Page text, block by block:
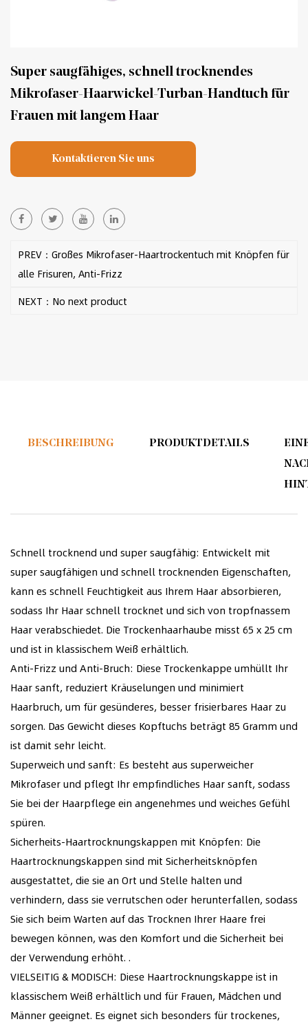
Super saugfähiges, schnell trocknendes
Mikrofaser-Haarwickel-Turban-Handtuch für
Frauen mit langem Haar
Kontaktieren Sie uns
PREV：Großes Mikrofaser-Haartrockentuch mit Knöpfen für
alle Frisuren, Anti-Frizz
NEXT：No next product
BESCHREIBUNG PRODUKTDETAILS
Schnell trocknend und super saugfähig: Entwickelt mit
super saugfähigen und schnell trocknenden Eigenschaften,
kann es schnell Feuchtigkeit aus Ihrem Haar absorbieren,
sodass Ihr Haar schnell trocknet und sich von tropfnassem
Haar verabschiedet. Die Trockenhaarhaube misst 65 x 25 cm
und ist in klassischem Weiß erhältlich.
Anti-Frizz und Anti-Bruch: Diese Trockenkappe umhüllt Ihr
Haar sanft, reduziert Kräuselungen und minimiert
Haarbruch, um für gesünderes, besser frisierbares Haar zu
sorgen. Das Gewicht dieses Kopftuchs beträgt 85 Gramm und
ist damit sehr leicht.
Superweich und sanft: Es besteht aus superweicher
Mikrofaser und pflegt Ihr empfindliches Haar sanft, sodass
Sie bei der Haarpflege ein angenehmes und weiches Gefühl
spüren.
Sicherheits-Haartrocknungskappen mit Knöpfen: Die
Haartrocknungskappen sind mit Sicherheitsknöpfen
ausgestattet, die sie an Ort und Stelle halten und
verhindern, dass sie verrutschen oder herunterfallen, sodass
Sie sich beim Warten auf das Trocknen Ihrer Haare frei
bewegen können, was den Komfort und die Sicherheit bei
der Verwendung erhöht. .
VIELSEITIG & MODISCH: Diese Haartrocknungskappe ist in
klassischem Weiß erhältlich und für Frauen, Mädchen und
Männer geeignet. Es eignet sich besonders für trockenes,